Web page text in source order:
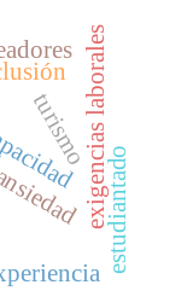
exigencias laborales
turismo
estudiantado